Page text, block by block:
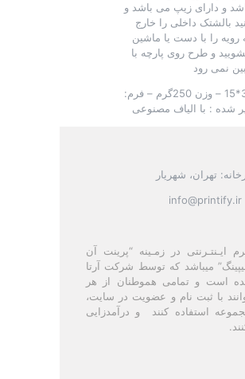
و دارای زیپ می باشد و
بالشتک داخلی را خارج
رویه را با دست یا ماشین
و طرح روی پارچه با
نمی رود
ابعاد: 40*30*15 – وزن 250گرم – فرم:
شده : با الیاف مصنوعی
تهران، شهریار
info@printify.ir
ایـنتـرنتی در زمـینه “پرینت آن
میباشد که توسط شرکت آرتا
است و تمامی هموطنان از هر
با ثبت نام و عضویت در سایت،
استفاده کنند و درآمدزایی